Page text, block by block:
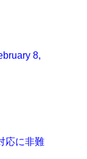
8,
応に非難